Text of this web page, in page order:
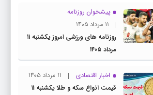
پیشخوان روزنامه
۱۱ مرداد ۱۴۰۵
روزنامه های ورزشی امروز یکشنبه ۱۱
مرداد ۱۴۰۵
اخبار اقتصادی
۱۱ مرداد ۱۴۰۵
قیمت انواع سکه و طلا یکشنبه ۱۱